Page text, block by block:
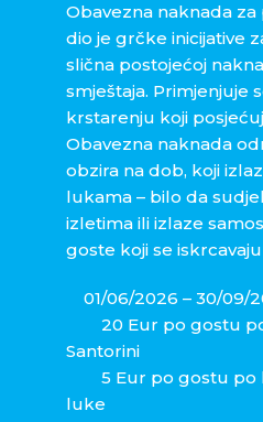
Obavezna naknada
dio je grčke inicijative
slična postojećoj
smještaja. Primjenjuje
krstarenju koji
Obavezna naknada
obzira na dob, koji
lukama – bilo da
izletima ili izlaze
goste koji se
01/06/2026 – 30/09/
20 Eur po gostu po
Santorini
5 Eur po gostu po
luke